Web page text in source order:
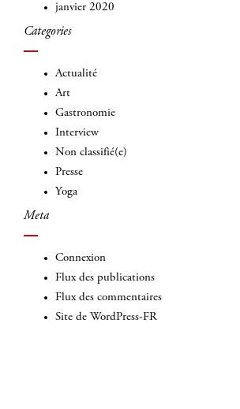
janvier 2020
Categories
Actualité
Art
Gastronomie
Interview
Non classifié(e)
Presse
Yoga
Meta
Connexion
Flux des publications
Flux des commentaires
Site de WordPress-FR